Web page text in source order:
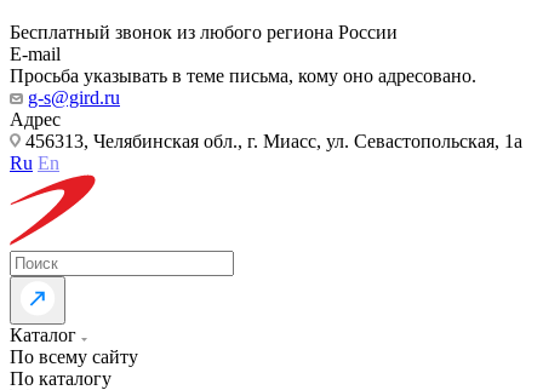
Бесплатный звонок из любого региона России
E-mail
Просьба указывать в теме письма, кому оно адресовано.
g-s@gird.ru
Адрес
456313, Челябинская обл., г. Миасс, ул. Севастопольская, 1а
Ru En
Каталог
По всему сайту
По каталогу